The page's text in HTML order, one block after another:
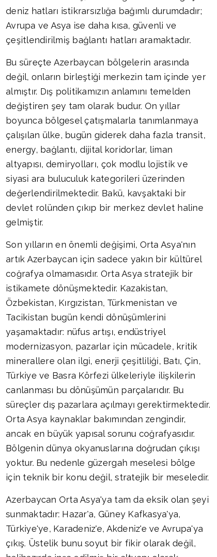
deniz hatları istikrarsızlığa bağımlı durumdadır;
Avrupa ve Asya ise daha kısa, güvenli ve
çeşitlendirilmiş bağlantı hatları aramaktadır.
Bu süreçte Azerbaycan bölgelerin arasında
değil, onların birleştiği merkezin tam içinde yer
almıştır. Dış politikamızın anlamını temelden
değiştiren şey tam olarak budur. On yıllar
boyunca bölgesel çatışmalarla tanımlanmaya
çalışılan ülke, bugün giderek daha fazla transit,
energy, bağlantı, dijital koridorlar, liman
altyapısı, demiryolları, çok modlu lojistik ve
siyasi ara buluculuk kategorileri üzerinden
değerlendirilmektedir. Bakü, kavşaktaki bir
devlet rolünden çıkıp bir merkez devlet haline
gelmiştir.
Son yılların en önemli değişimi, Orta Asya'nın
artık Azerbaycan için sadece yakın bir kültürel
coğrafya olmamasıdır. Orta Asya stratejik bir
istikamete dönüşmektedir. Kazakistan,
Özbekistan, Kırgızistan, Türkmenistan ve
Tacikistan bugün kendi dönüşümlerini
yaşamaktadır: nüfus artışı, endüstriyel
modernizasyon, pazarlar için mücadele, kritik
minerallere olan ilgi, enerji çeşitliliği, Batı, Çin,
Türkiye ve Basra Körfezi ülkeleriyle ilişkilerin
canlanması bu dönüşümün parçalarıdır. Bu
süreçler dış pazarlara açılmayı gerektirmektedir.
Orta Asya kaynaklar bakımından zengindir,
ancak en büyük yapısal sorunu coğrafyasıdır.
Bölgenin dünya okyanuslarına doğrudan çıkışı
yoktur. Bu nedenle güzergah meselesi bölge
için teknik bir konu değil, stratejik bir meseledir.
Azerbaycan Orta Asya'ya tam da eksik olan şeyi
sunmaktadır: Hazar'a, Güney Kafkasya'ya,
Türkiye'ye, Karadeniz'e, Akdeniz'e ve Avrupa'ya
çıkış. Üstelik bunu soyut bir fikir olarak değil,